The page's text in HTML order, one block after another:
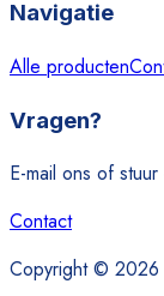
Navigatie
Alle producten
Vragen?
E-mail ons of
Contact
Copyright © 2026